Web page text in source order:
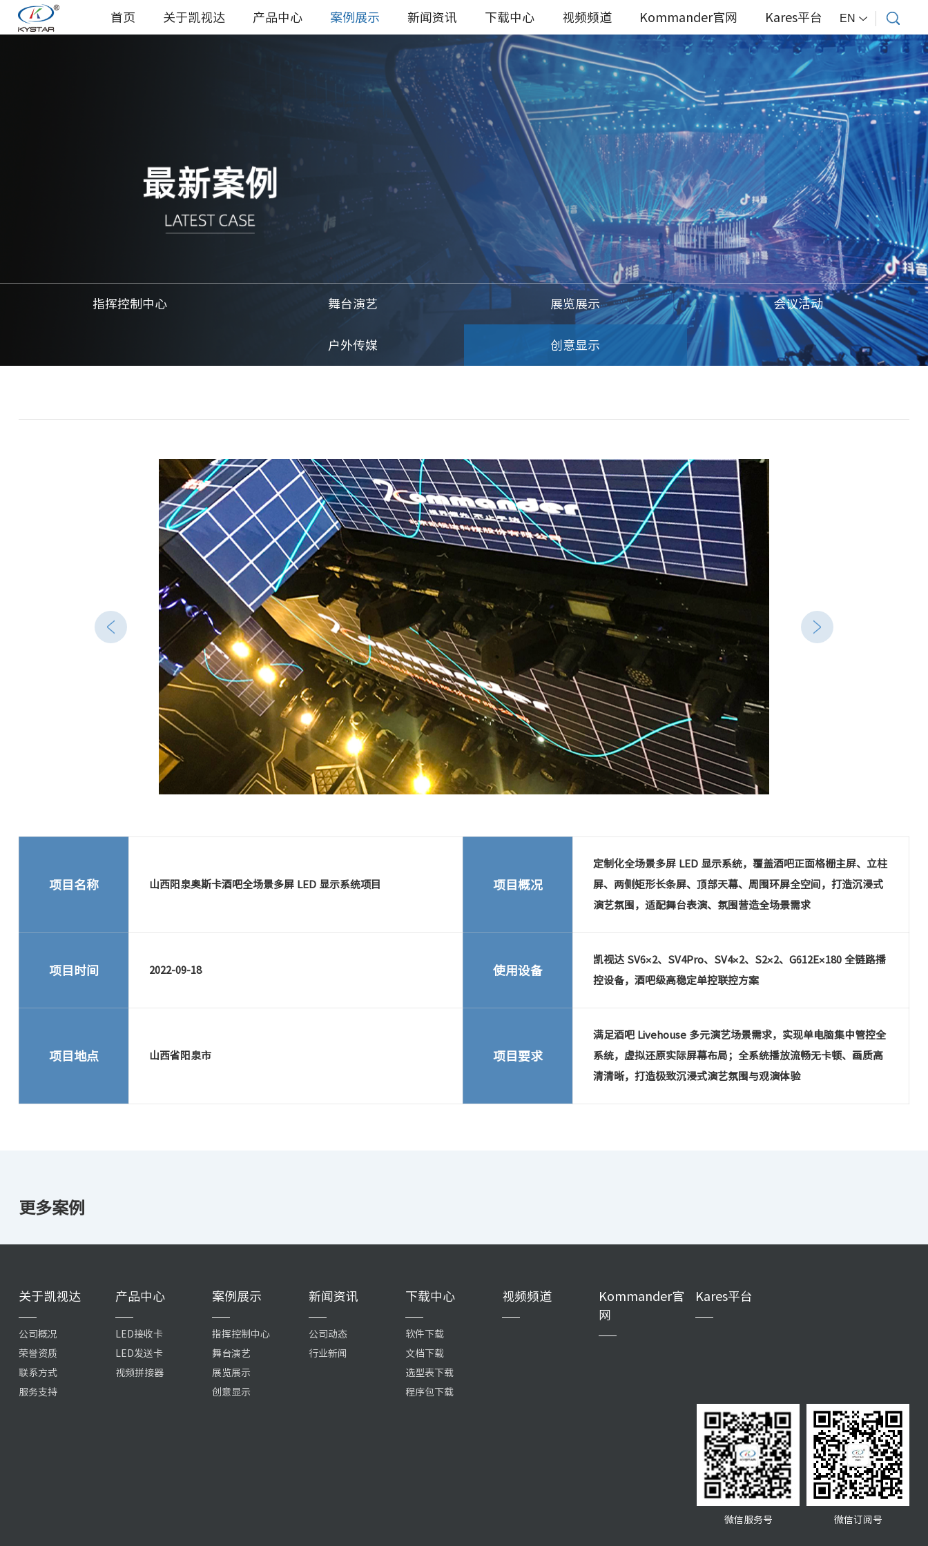
EN
首页 关于凯视达 产品中心 案例展示 新闻资讯 下载中心 视频频道 Kommander官网 Kares平台
指挥控制中心 舞台演艺 展览展示 会议活动
户外传媒 创意显示
Next
项目名称 山西阳泉奥斯卡酒吧全场景多屏 LED 显示系统项目 项目概况
定制化全场景多屏 LED 显示系统，覆盖酒吧正面格栅主屏、立柱
屏、两侧矩形长条屏、顶部天幕、周围环屏全空间，打造沉浸式
演艺氛围，适配舞台表演、氛围营造全场景需求
项目时间 2022-09-18 使用设备
凯视达 SV6×2、SV4Pro、SV4×2、S2×2、G612E×180 全链路播
控设备，酒吧级高稳定单控联控方案
项目地点 山西省阳泉市 项目要求
满足酒吧 Livehouse 多元演艺场景需求，实现单电脑集中管控全
系统，虚拟还原实际屏幕布局；全系统播放流畅无卡顿、画质高
清清晰，打造极致沉浸式演艺氛围与观演体验
更多案例
关于凯视达
公司概况
荣誉资质
联系方式
服务支持
产品中心
LED接收卡
LED发送卡
视频拼接器
案例展示
指挥控制中心
舞台演艺
展览展示
创意显示
新闻资讯
公司动态
行业新闻
下载中心
软件下载
文档下载
选型表下载
程序包下载
视频频道
Kommander官
网
Kares平台
微信服务号 微信订阅号